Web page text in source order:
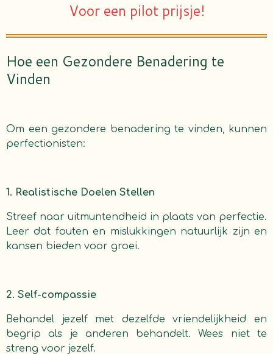
Voor een pilot prijsje!
Hoe een Gezondere Benadering te
Vinden
Om een gezondere benadering te vinden, kunnen
perfectionisten:
1. Realistische Doelen Stellen
Streef naar uitmuntendheid in plaats van perfectie.
Leer dat fouten en mislukkingen natuurlijk zijn en
kansen bieden voor groei.
2. Self-compassie
Behandel jezelf met dezelfde vriendelijkheid en
begrip als je anderen behandelt. Wees niet te
streng voor jezelf.